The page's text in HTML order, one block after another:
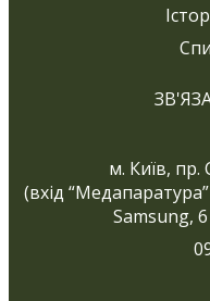
м. Київ, пр.
(вхід
Samsung,